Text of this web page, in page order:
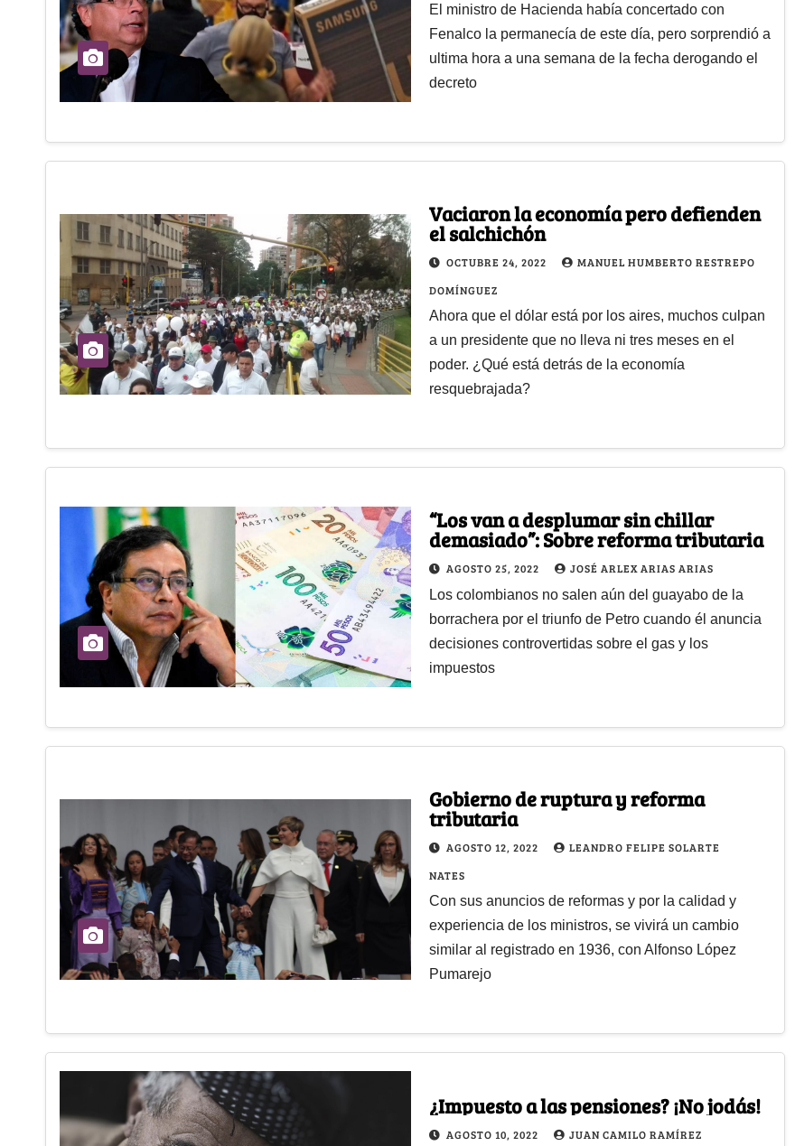
El ministro de Hacienda había concertado con
Fenalco la permanecía de este día, pero sorprendió a
ultima hora a una semana de la fecha derogando el
decreto
Vaciaron la economía pero defienden
el salchichón
OCTUBRE 24, 2022
MANUEL HUMBERTO RESTREPO
DOMÍNGUEZ
Ahora que el dólar está por los aires, muchos culpan
a un presidente que no lleva ni tres meses en el
poder. ¿Qué está detrás de la economía
resquebrajada?
“Los van a desplumar sin chillar
demasiado”: Sobre reforma tributaria
AGOSTO 25, 2022 JOSÉ ARLEX ARIAS ARIAS
Los colombianos no salen aún del guayabo de la
borrachera por el triunfo de Petro cuando él anuncia
decisiones controvertidas sobre el gas y los
impuestos
Gobierno de ruptura y reforma
tributaria
AGOSTO 12, 2022
LEANDRO FELIPE SOLARTE
NATES
Con sus anuncios de reformas y por la calidad y
experiencia de los ministros, se vivirá un cambio
similar al registrado en 1936, con Alfonso López
Pumarejo
¿Impuesto a las pensiones? ¡No jodás!
AGOSTO 10, 2022 JUAN CAMILO RAMÍREZ